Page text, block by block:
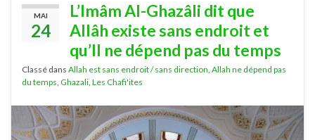
MAI
24
L’Imâm Al-Ghazâli dit que
Allâh existe sans endroit et
qu’Il ne dépend pas du temps
Classé dans Allah est sans endroit / sans direction, Allah ne dépend pas
du temps, Ghazali, Les Chafi'ites